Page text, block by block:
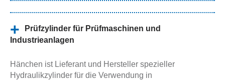
Prüfzylinder für Prüfmaschinen und
Industrieanlagen
Hänchen ist Lieferant und Hersteller spezieller
Hydraulikzylinder für die Verwendung in